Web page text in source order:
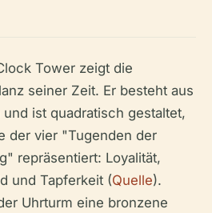
Tower zeigt die
seiner Zeit. Er besteht aus
ist quadratisch gestaltet,
der vier "Tugenden der
repräsentiert: Loyalität,
und Tapferkeit (Quelle).
Uhrturm eine bronzene